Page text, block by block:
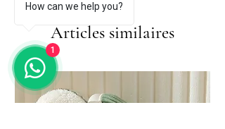
Articles similaires
How can we help you?
1